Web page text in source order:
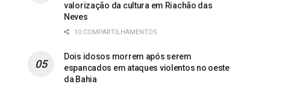
valorização da cultura em Riachão das
Neves
10 COMPARTILHAMENTOS
Dois idosos morrem após serem
espancados em ataques violentos no oeste
da Bahia